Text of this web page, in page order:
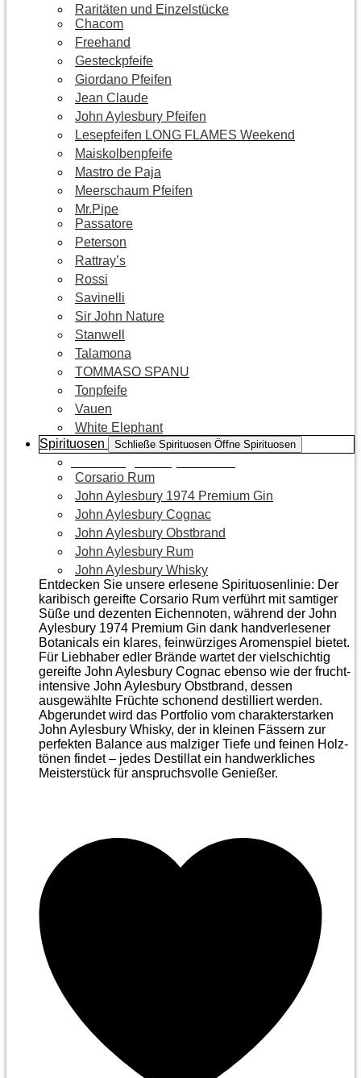
Raritäten und Einzelstücke
Chacom
Freehand
Gesteckpfeife
Giordano Pfeifen
Jean Claude
John Aylesbury Pfeifen
Lesepfeifen LONG FLAMES Weekend
Maiskolbenpfeife
Mastro de Paja
Meerschaum Pfeifen
Mr.Pipe
Passatore
Peterson
Rattray’s
Rossi
Savinelli
Sir John Nature
Stanwell
Talamona
TOMMASO SPANU
Tonpfeife
Vauen
White Elephant
Spirituosen
Schließe Spirituosen Öffne Spirituosen
Corsario Rum
John Aylesbury 1974 Premium Gin
John Aylesbury Cognac
John Aylesbury Obstbrand
John Aylesbury Rum
John Aylesbury Whisky
Entdecken Sie unsere erlesene Spirituosenlinie: Der
karibisch gereifte Corsario Rum verführt mit samtiger
Süße und dezenten Eichen­noten, während der John
Aylesbury 1974 Premium Gin dank handverlesener
Botanicals ein klares, feinwürziges Aromenspiel bietet.
Für Liebhaber edler Brände wartet der vielschichtig
gereifte John Aylesbury Cognac ebenso wie der frucht­
intensive John Aylesbury Obstbrand, dessen
ausgewählte Früchte schonend destilliert werden.
Abgerundet wird das Portfolio vom charakterstarken
John Aylesbury Whisky, der in kleinen Fässern zur
perfekten Balance aus malziger Tiefe und feinen Holz­
tönen findet – jedes Destillat ein handwerkliches
Meister­stück für anspruchsvolle Genießer.